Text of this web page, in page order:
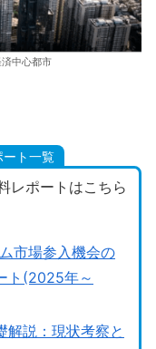
中心都市
ト一覧
レポートはこちら
市場参入機会の
ト(2025年～
解説：現状考察と